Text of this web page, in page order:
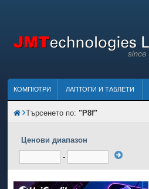
КОМПЮТРИ ЛАПТОПИ И ТАБЛЕТИ
Търсенето по: "P8f"
Ценови диапазон
-